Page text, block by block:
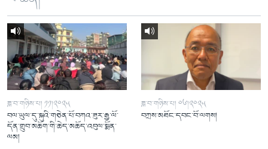
ཟླ་བ་གཉིས་པ། ༡༡།༢༠༢༥
བལ་ཡུལ་དུ་སྐུའི་གཅེན་པོ་བཀའ་ཟུར་རྒྱ་ལོ་
དོན་གྲུབ་མཆོག་གི་ཆེད་མཆོད་འབུལ་སྨོན་
ལམ།
ཟླ་བ་གཉིས་པ། ༠༦།༢༠༢༥
བཀྲས་མཐོང་དབང་བོ་ལགས།